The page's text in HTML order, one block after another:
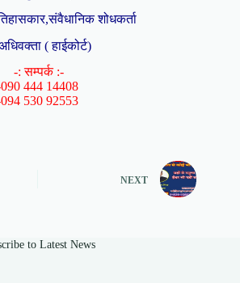
शोधकर्ता
( हाईकोर्ट)
-: सम्पर्क :-
444 14408
530 92553
NEXT
to Latest News